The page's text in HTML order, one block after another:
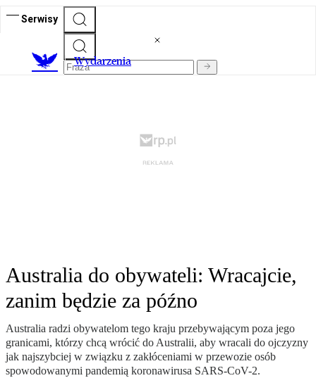
Serwisy
Wydarzenia
Australia do obywateli: Wracajcie,
zanim będzie za późno
Australia radzi obywatelom tego kraju przebywającym poza jego
granicami, którzy chcą wrócić do Australii, aby wracali do ojczyzny
jak najszybciej w związku z zakłóceniami w przewozie osób
spowodowanymi pandemią koronawirusa SARS-CoV-2.